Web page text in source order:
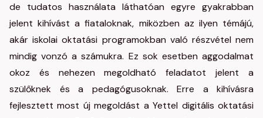
de tudatos használata láthatóan egyre gyakrabban
jelent kihívást a fiataloknak, miközben az ilyen témájú,
akár iskolai oktatási programokban való részvétel nem
mindig vonzó a számukra. Ez sok esetben aggodalmat
okoz és nehezen megoldható feladatot jelent a
szülőknek és a pedagógusoknak. Erre a kihívásra
fejlesztett most új megoldást a Yettel digitális oktatási